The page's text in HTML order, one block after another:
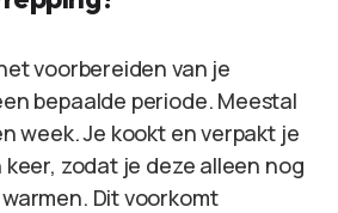
voorbereiden van je
bepaalde periode. Meestal
week. Je kookt en verpakt je
zodat je deze alleen nog
Dit voorkomt